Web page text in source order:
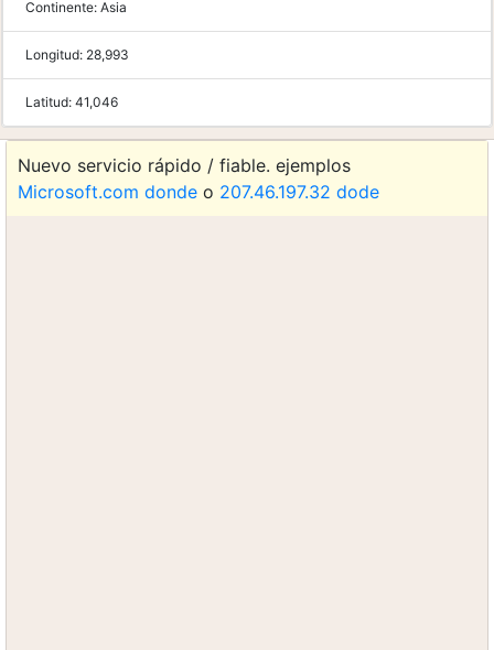
Continente: Asia
Longitud: 28,993
Latitud: 41,046
Nuevo servicio rápido / fiable. ejemplos
Microsoft.com donde o 207.46.197.32 dode